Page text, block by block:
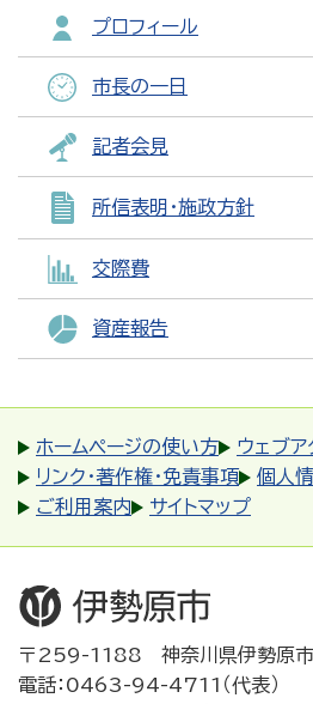
プロフィール
市長の一日
記者会見
所信表明・施政方針
交際費
資産報告
ホームページの使い方
ウェブア
リンク・著作権・免責事項
個人
ご利用案内
サイトマップ
〒259-1188 神奈川県伊勢原
電話：0463-94-4711（代表）